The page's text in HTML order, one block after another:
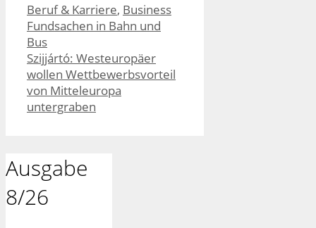
Kategorien
Beruf & Karriere, Business
Fundsachen in Bahn und
Bus
Szijjártó: Westeuropäer
wollen Wettbewerbsvorteil
von Mitteleuropa
untergraben
Ausgabe
8/26